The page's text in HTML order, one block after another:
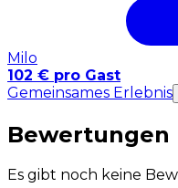
Milo
102 € pro Gast
Gemeinsames Erlebnis
Bewertungen
Es gibt noch keine